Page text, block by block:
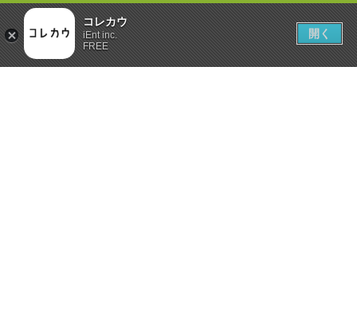
コレカウ
iEnt inc.
FREE
開く